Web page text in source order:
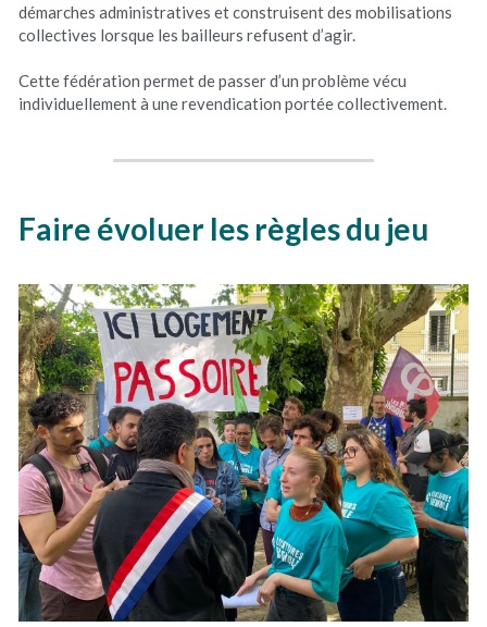
démarches administratives et construisent des mobilisations
collectives lorsque les bailleurs refusent d’agir.
Cette fédération permet de passer d’un problème vécu
individuellement à une revendication portée collectivement.
Faire évoluer les règles du jeu